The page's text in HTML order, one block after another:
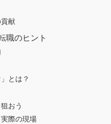
献
職のヒント
とは？
おう
際の現場